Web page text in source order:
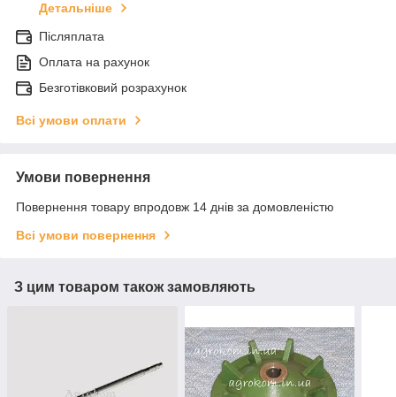
Детальніше
Післяплата
Оплата на рахунок
Безготівковий розрахунок
Всі умови оплати
Умови повернення
Повернення товару впродовж 14 днів за домовленістю
Всі умови повернення
З цим товаром також замовляють